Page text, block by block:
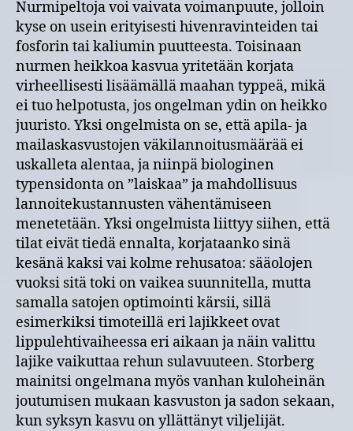
Nurmipeltoja voi vaivata voimanpuute, jolloin
kyse on usein erityisesti hivenravinteiden tai
fosforin tai kaliumin puutteesta. Toisinaan
nurmen heikkoa kasvua yritetään korjata
virheellisesti lisäämällä maahan typpeä, mikä
ei tuo helpotusta, jos ongelman ydin on heikko
juuristo. Yksi ongelmista on se, että apila- ja
mailaskasvustojen väkilannoitusmäärää ei
uskalleta alentaa, ja niinpä biologinen
typensidonta on ”laiskaa” ja mahdollisuus
lannoitekustannusten vähentämiseen
menetetään. Yksi ongelmista liittyy siihen, että
tilat eivät tiedä ennalta, korjataanko sinä
kesänä kaksi vai kolme rehusatoa: sääolojen
vuoksi sitä toki on vaikea suunnitella, mutta
samalla satojen optimointi kärsii, sillä
esimerkiksi timoteillä eri lajikkeet ovat
lippulehtivaiheessa eri aikaan ja näin valittu
lajike vaikuttaa rehun sulavuuteen. Storberg
mainitsi ongelmana myös vanhan kuloheinän
joutumisen mukaan kasvuston ja sadon sekaan,
kun syksyn kasvu on yllättänyt viljelijät.